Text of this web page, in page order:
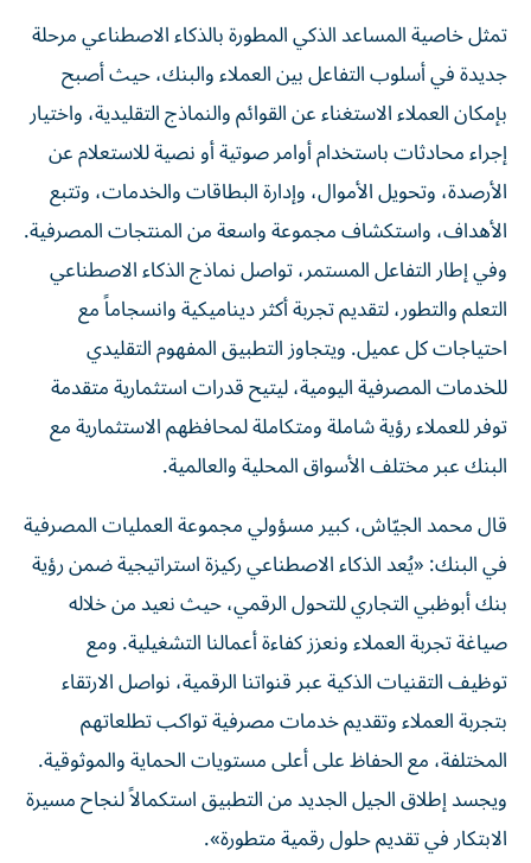
تمثل خاصية المساعد الذكي المطورة بالذكاء الاصطناعي مرحلة
جديدة في أسلوب التفاعل بين العملاء والبنك، حيث أصبح
بإمكان العملاء الاستغناء عن القوائم والنماذج التقليدية، واختيار
إجراء محادثات باستخدام أوامر صوتية أو نصية للاستعلام عن
الأرصدة، وتحويل الأموال، وإدارة البطاقات والخدمات، وتتبع
الأهداف، واستكشاف مجموعة واسعة من المنتجات المصرفية.
وفي إطار التفاعل المستمر، تواصل نماذج الذكاء الاصطناعي
التعلم والتطور، لتقديم تجربة أكثر ديناميكية وانسجاماً مع
احتياجات كل عميل. ويتجاوز التطبيق المفهوم التقليدي
للخدمات المصرفية اليومية، ليتيح قدرات استثمارية متقدمة
توفر للعملاء رؤية شاملة ومتكاملة لمحافظهم الاستثمارية مع
البنك عبر مختلف الأسواق المحلية والعالمية.
قال محمد الجيّاش، كبير مسؤولي مجموعة العمليات المصرفية
في البنك: «يُعد الذكاء الاصطناعي ركيزة استراتيجية ضمن رؤية
بنك أبوظبي التجاري للتحول الرقمي، حيث نعيد من خلاله
صياغة تجربة العملاء ونعزز كفاءة أعمالنا التشغيلية. ومع
توظيف التقنيات الذكية عبر قنواتنا الرقمية، نواصل الارتقاء
بتجربة العملاء وتقديم خدمات مصرفية تواكب تطلعاتهم
المختلفة، مع الحفاظ على أعلى مستويات الحماية والموثوقية.
ويجسد إطلاق الجيل الجديد من التطبيق استكمالاً لنجاح مسيرة
الابتكار في تقديم حلول رقمية متطورة».